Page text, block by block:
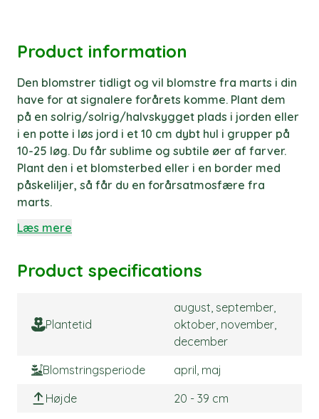
Product information
Den blomstrer tidligt og vil blomstre fra marts i din
have for at signalere forårets komme. Plant dem
på en solrig/solrig/halvskygget plads i jorden eller
i en potte i løs jord i et 10 cm dybt hul i grupper på
10-25 løg. Du får sublime og subtile øer af farver.
Plant den i et blomsterbed eller i en border med
påskeliljer, så får du en forårsatmosfære fra
marts.
Læs mere
Product specifications
Plantetid
august, september,
oktober, november,
december
Blomstringsperiode
april, maj
Højde
20 - 39 cm